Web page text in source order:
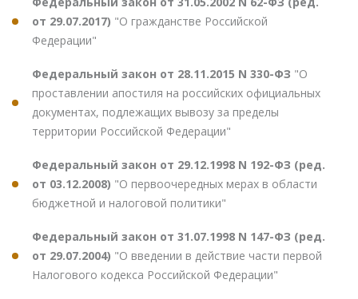
от 29.07.2017) "О гражданстве Российской
Федерации"
Федеральный закон от 28.11.2015 N 330-ФЗ "О
проставлении апостиля на российских официальных
документах, подлежащих вывозу за пределы
территории Российской Федерации"
Федеральный закон от 29.12.1998 N 192-ФЗ (ред.
от 03.12.2008) "О первоочередных мерах в области
бюджетной и налоговой политики"
Федеральный закон от 31.07.1998 N 147-ФЗ (ред.
от 29.07.2004) "О введении в действие части первой
Налогового кодекса Российской Федерации"